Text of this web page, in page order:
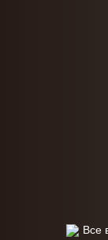
Все